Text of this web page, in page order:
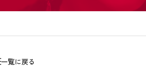
一覧に戻る